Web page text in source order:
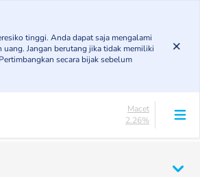
tinggi. Anda dapat saja mengalami
uang. Jangan berutang jika tidak memiliki
secara bijak sebelum
5.37%
Diragukan
Lancar
84.21%